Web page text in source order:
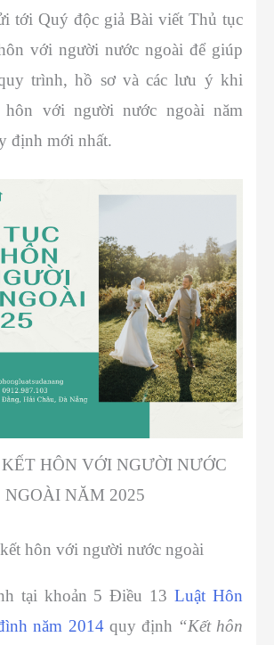
tới Quý độc giả Bài viết Thủ tục
với người nước ngoài để giúp
trình, hồ sơ và các lưu ý khi
với người nước ngoài năm
định mới nhất.
HÔN VỚI NGƯỜI NƯỚC
NGOÀI NĂM 2025
hôn với người nước ngoài
tại khoản 5 Điều 13Luật Hôn
năm 2014quy định “Kết hôn